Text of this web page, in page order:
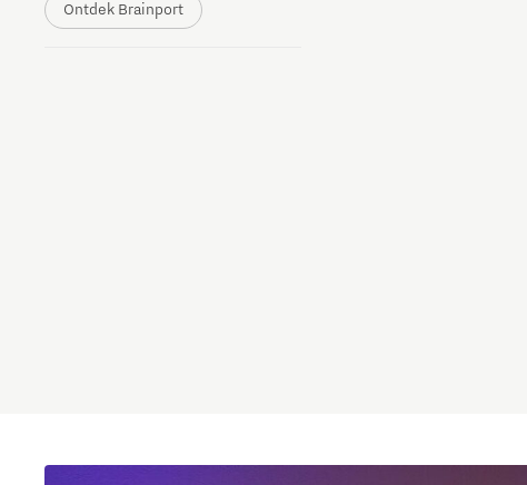
Ontdek Brainport